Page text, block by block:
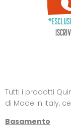
Tutti i prodotti
di Made in Italy,
Basamento